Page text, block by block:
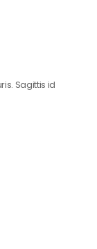
Sagittis id